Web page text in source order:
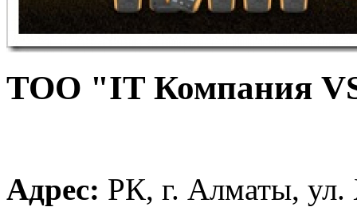
ТОО "IT Компания
Адрес: РК, г. Алматы, ул.